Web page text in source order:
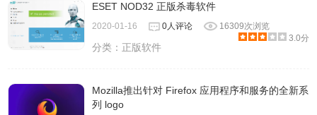
ESET NOD32 正版杀毒软件
2020-01-16 0人评论
16309次浏览
3.0分
分类： 正版软件
Mozilla推出针对 Firefox 应用程序和服务的全新系
列 logo